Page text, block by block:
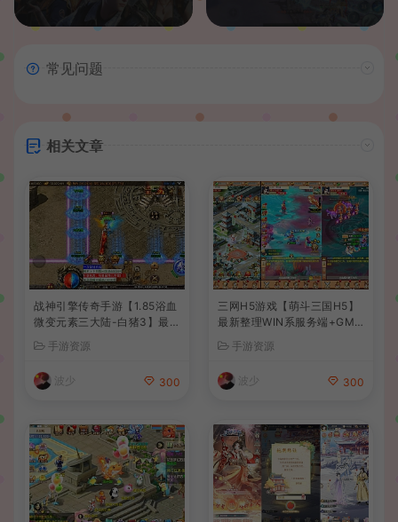
常见问题
相关文章
战神引擎传奇手游【1.85浴血
微变元素三大陆-白猪3】最新
苹果双端+GM授权后台+详细
搭建教程
手游资源
波少 300
三网H5游戏【萌斗三国H5】
最新整理WIN系服务端+GM
手游资源
波少 300